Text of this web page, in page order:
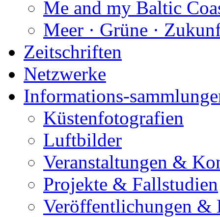
Me and my Baltic
Meer · Grüne ·
Zeitschriften
Netzwerke
Informations-
Küstenfotografien
Luftbilder
Veranstaltungen &
Projekte & Fallstudien
Veröffentlichungen &